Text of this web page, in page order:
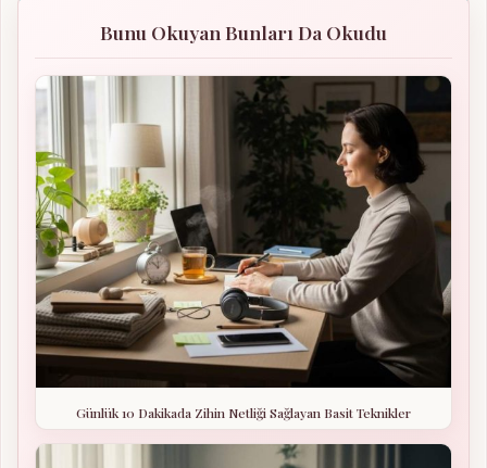
Bunu Okuyan Bunları Da Okudu
Günlük 10 Dakikada Zihin Netliği Sağlayan Basit Teknikler